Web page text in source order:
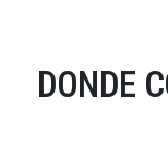
DONDE